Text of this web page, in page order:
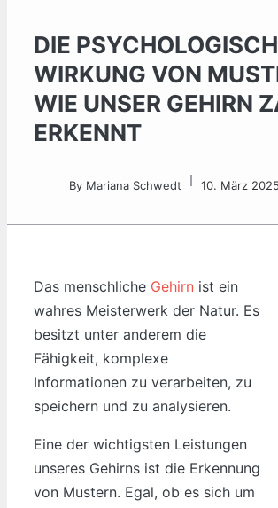
DIE
WIRKUNG VON
WIE UNSER GEHIRN
ERKENNT
By Mariana Schwedt 10. März 2025
Das menschliche Gehirn ist ein
wahres Meisterwerk der Natur. Es
besitzt unter anderem die
Fähigkeit, komplexe
Informationen zu verarbeiten, zu
speichern und zu analysieren.
Eine der wichtigsten Leistungen
unseres Gehirns ist die Erkennung
von Mustern. Egal, ob es sich um